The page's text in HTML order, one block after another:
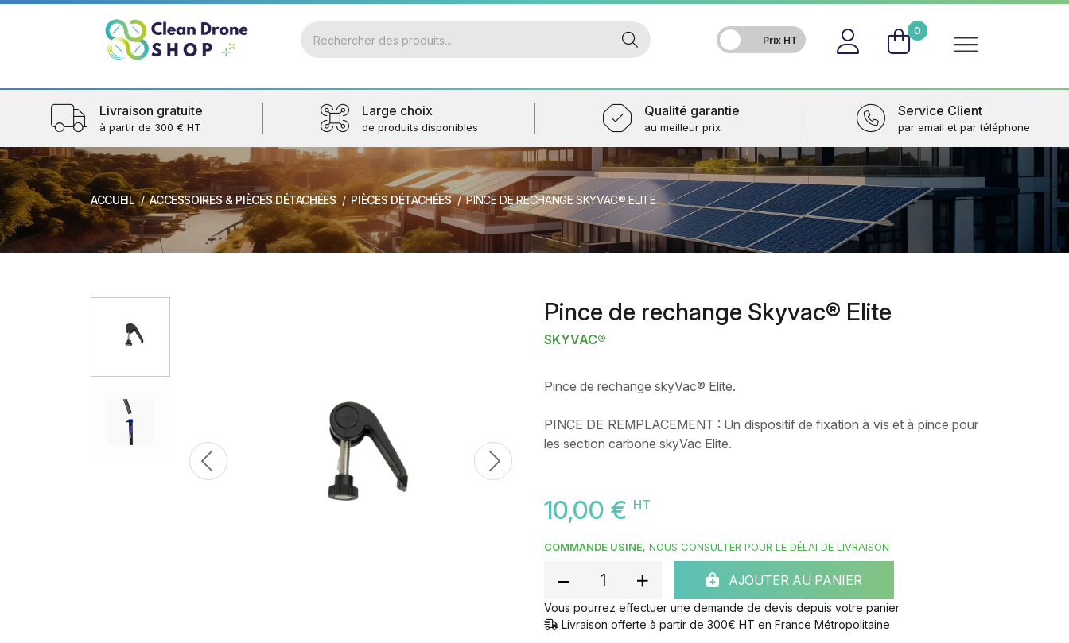
0
Livraison gratuite
à partir de 300 € HT
Large choix
de produits disponibles
Qualité garantie
au meilleur prix
Service Client
par email et par téléphone
ACCUEIL ACCESSOIRES & PIÈCES DÉTACHÉES PIÈCES DÉTACHÉES PINCE DE RECHANGE SKYVAC® ELITE
Previous Next
Pince de rechange Skyvac® Elite
SKYVAC®
Pince de rechange skyVac® Elite.
PINCE DE REMPLACEMENT : Un dispositif de fixation à vis et à pince pour
les section carbone skyVac Elite.
10,00 € HT
COMMANDE USINE, NOUS CONSULTER POUR LE DÉLAI DE LIVRAISON
AJOUTER AU PANIER
Vous pourrez effectuer une demande de devis depuis votre panier
Livraison offerte à partir de 300€ HT en France Métropolitaine